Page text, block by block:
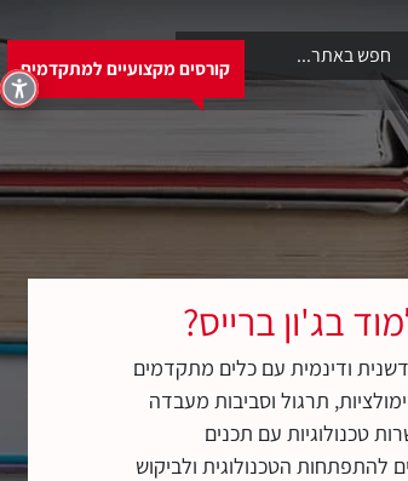
6460
בג'ון ברייס?
ודינמית עם כלים מתקדמים
תרגול וסביבות מעבדה
טכנולוגיות עם תכנים
להתפתחות הטכנולוגית ולביקוש
מקצועיים למתקדמים
מקצועיים למתקדמים